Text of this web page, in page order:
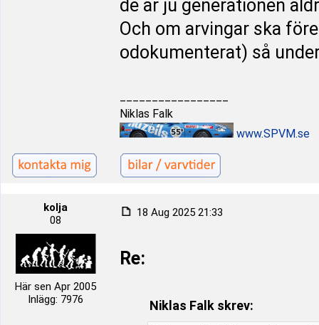
de är ju generationen
Och om arvingar ska
odokumenterat) så
Niklas Falk
www.SPVM.se
kolja
08
Här sen Apr 2005
Inlägg: 7976
18 Aug 2025 21:33
Re:
Niklas Falk skrev: